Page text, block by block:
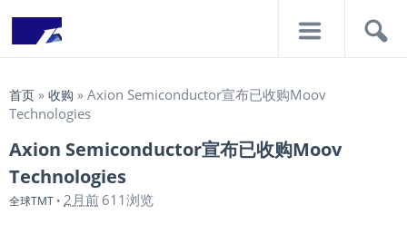
首页 » 收购 » Axion Semiconductor宣布已收购Moov
Technologies
Axion Semiconductor宣布已收购Moov
Technologies
全球TMT • 2月前 611浏览